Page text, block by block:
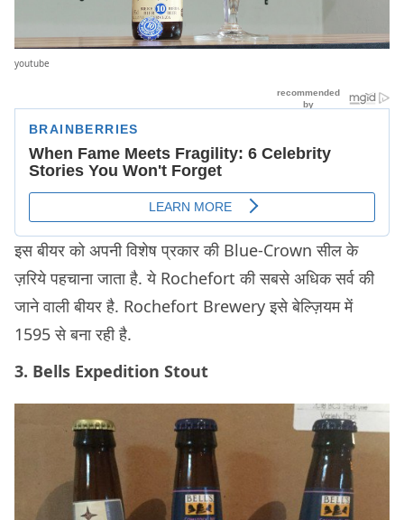
youtube
इस बीयर को अपनी विशेष प्रकार की Blue-Crown सील के
ज़रिये पहचाना जाता है. ये Rochefort की सबसे अधिक सर्व की
जाने वाली बीयर है. Rochefort Brewery इसे बेल्ज़ियम में
1595 से बना रही है.
3. Bells Expedition Stout